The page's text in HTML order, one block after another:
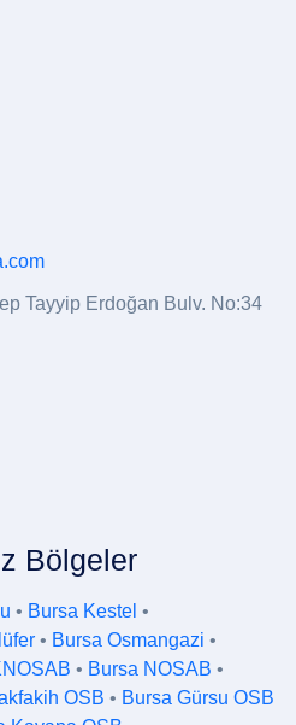
Tayyip Erdoğan Bulv. No:34
Bölgeler
• Bursa Kestel •
• Bursa Osmangazi •
• Bursa NOSAB •
OSB • Bursa Gürsu OSB